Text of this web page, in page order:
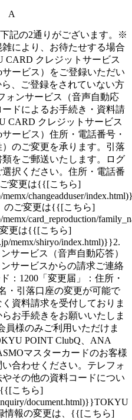
A
記の2通りがございます。※
により、お待たせする場合
CARD クレジットサービス
サービス）をご登録いただい
、ご登録をされていない方
ォンサービス（音声自動応
ドによるお手続き・資料請
CARD クレジットサービス
サービス）住所・電話番号・
のご変更を承ります。引落
をご郵送いたします。ログ
択ください。住所・電話番
変更は{{[こちら]
changeadduser/
のご変更は{{[こちら]
card_reproduction/
更は{{[こちら]
memx/shiryo/index.html)}}2.
サービス（音声自動応答）
サービスからの請求ご連絡
：1200「変更届」：住所・
・引落口座の変更が可能で
資料請求を受付しておりま
お手続きをお願いいたしま
様のみご利用いただけま
POINT ClubQ、ANA
マスターカードのお客様
合わせください。テレフォ
その他の資料コードについ
こちら]
document.html)}}TOKYU
情報の変更は、{{[こちら]